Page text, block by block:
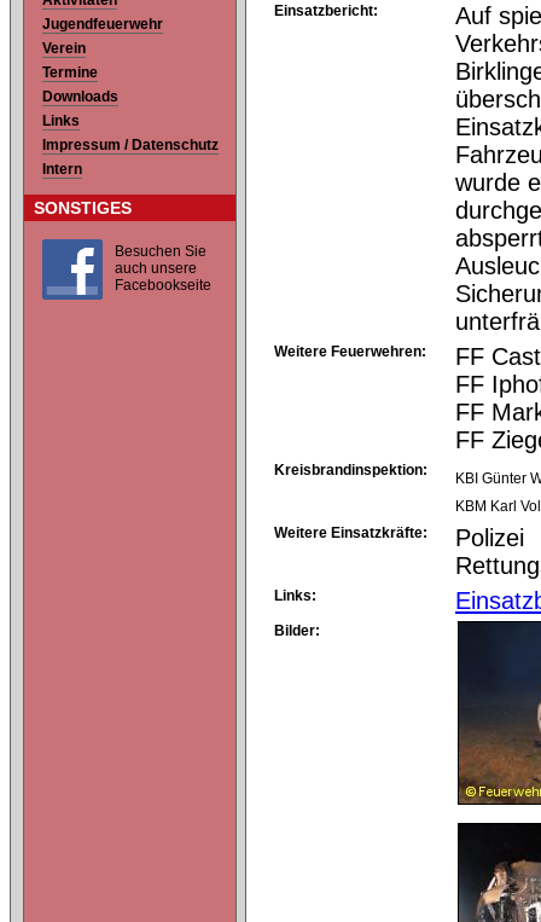
Jugendfeuerwehr
Verein
Termine
Downloads
Links
Impressum / Datenschutz
Intern
SONSTIGES
Besuchen Sie
auch unsere
Facebookseite
Einsatzbericht:
Auf
wurde
Weitere Feuerwehren:
FF
FF
FF
FF
Kreisbrandinspektion:
KBI Günter
KBM Karl
Weitere Einsatzkräfte:
Polizei
Links:
Bilder: